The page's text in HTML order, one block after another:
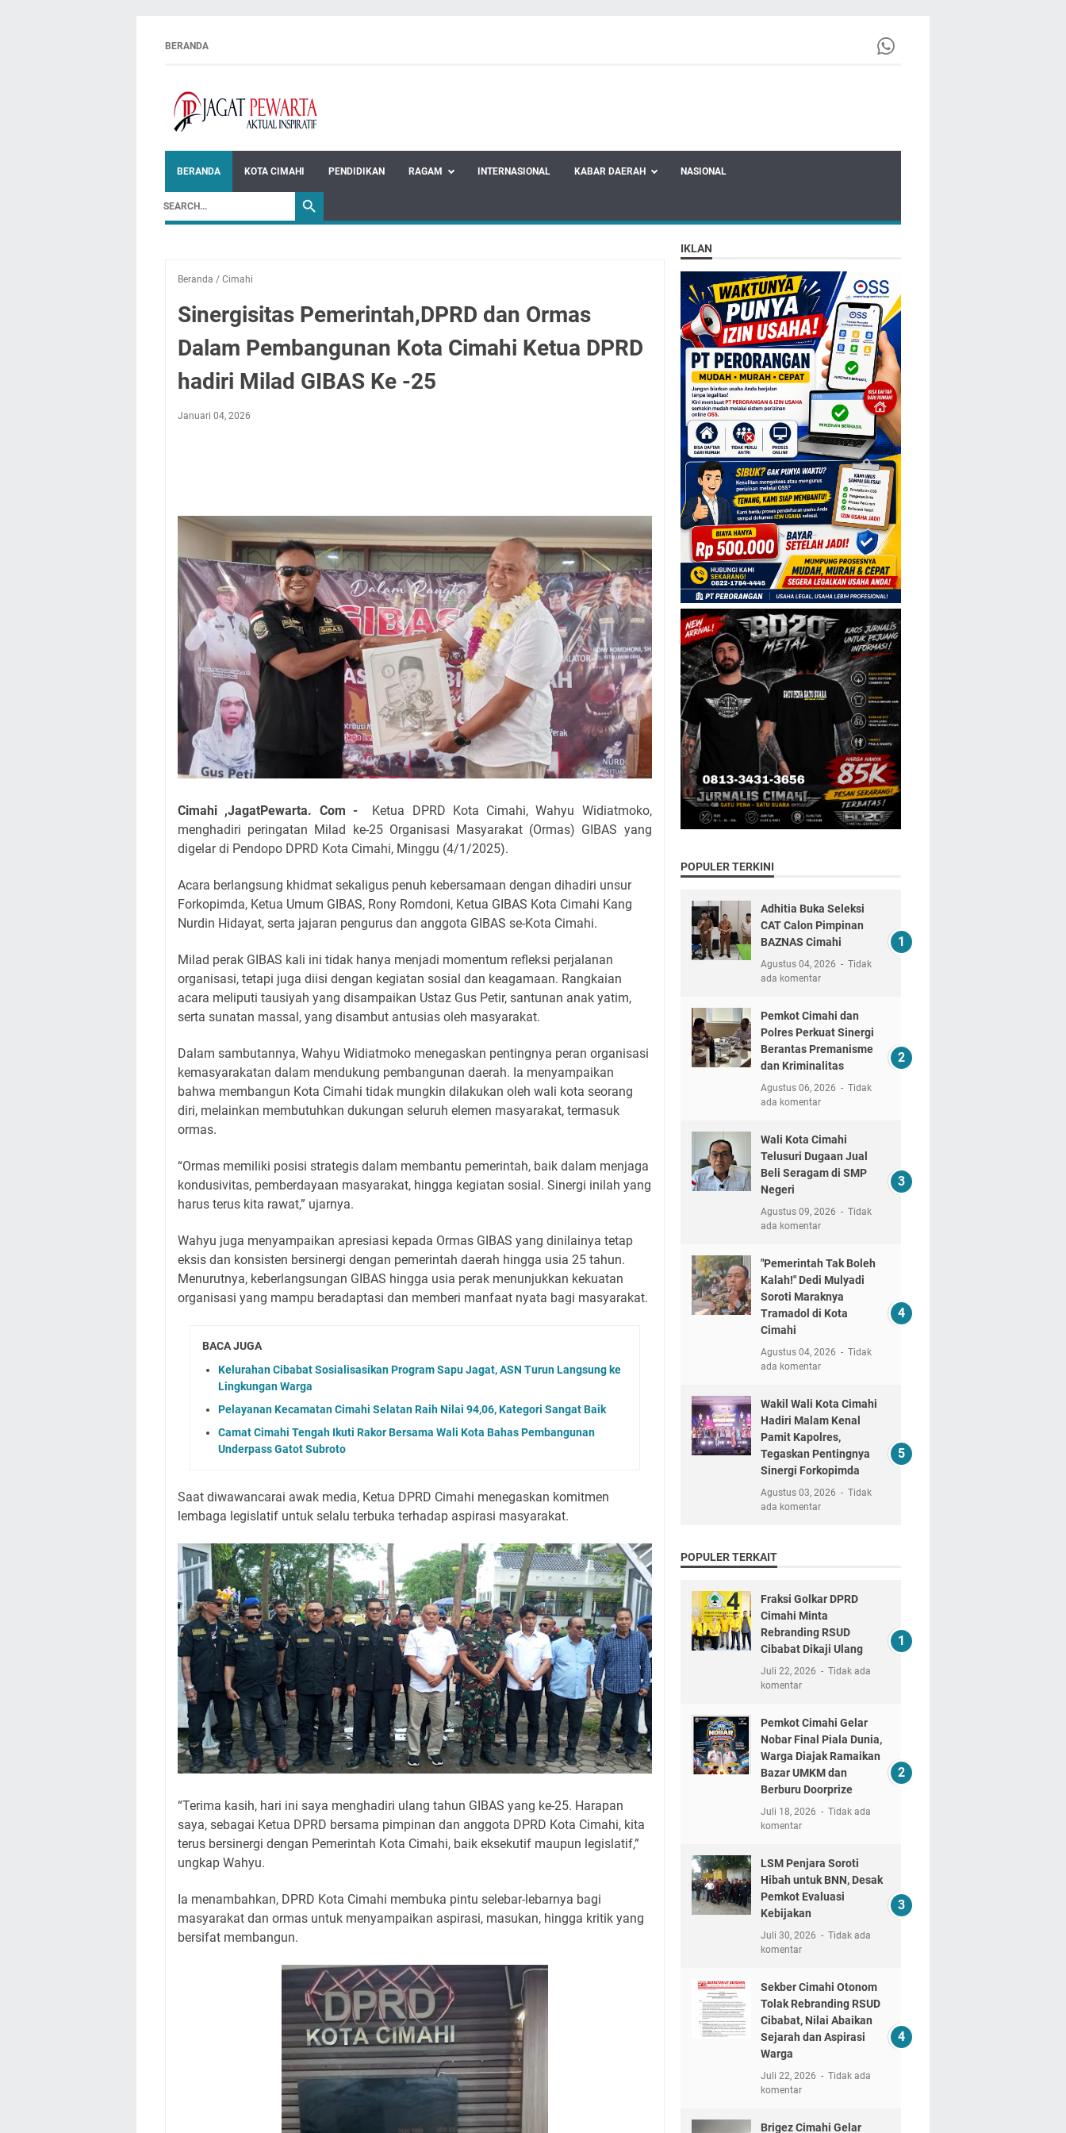
BERANDA
BERANDA KOTA CIMAHI PENDIDIKAN RAGAM INTERNASIONAL KABAR DAERAH NASIONAL
Beranda / Cimahi
Sinergisitas Pemerintah,DPRD dan Ormas
Dalam Pembangunan Kota Cimahi Ketua DPRD
hadiri Milad GIBAS Ke -25
Januari 04, 2026
Cimahi ,JagatPewarta. Com -
Ketua DPRD Kota Cimahi, Wahyu Widiatmoko,
menghadiri peringatan Milad ke-25 Organisasi Masyarakat (Ormas) GIBAS yang
digelar di Pendopo DPRD Kota Cimahi, Minggu (4/1/2025).
Acara berlangsung khidmat sekaligus penuh kebersamaan dengan dihadiri unsur
Forkopimda, Ketua Umum GIBAS, Rony Romdoni, Ketua GIBAS Kota Cimahi Kang
Nurdin Hidayat, serta jajaran pengurus dan anggota GIBAS se-Kota Cimahi.
Milad perak GIBAS kali ini tidak hanya menjadi momentum refleksi perjalanan
organisasi, tetapi juga diisi dengan kegiatan sosial dan keagamaan. Rangkaian
acara meliputi tausiyah yang disampaikan Ustaz Gus Petir, santunan anak yatim,
serta sunatan massal, yang disambut antusias oleh masyarakat.
Dalam sambutannya, Wahyu Widiatmoko menegaskan pentingnya peran organisasi
kemasyarakatan dalam mendukung pembangunan daerah. Ia menyampaikan
bahwa membangun Kota Cimahi tidak mungkin dilakukan oleh wali kota seorang
diri, melainkan membutuhkan dukungan seluruh elemen masyarakat, termasuk
ormas.
“Ormas memiliki posisi strategis dalam membantu pemerintah, baik dalam menjaga
kondusivitas, pemberdayaan masyarakat, hingga kegiatan sosial. Sinergi inilah yang
harus terus kita rawat,” ujarnya.
Wahyu juga menyampaikan apresiasi kepada Ormas GIBAS yang dinilainya tetap
eksis dan konsisten bersinergi dengan pemerintah daerah hingga usia 25 tahun.
Menurutnya, keberlangsungan GIBAS hingga usia perak menunjukkan kekuatan
organisasi yang mampu beradaptasi dan memberi manfaat nyata bagi masyarakat.
BACA JUGA
Kelurahan Cibabat Sosialisasikan Program Sapu Jagat, ASN Turun Langsung ke
Lingkungan Warga
Pelayanan Kecamatan Cimahi Selatan Raih Nilai 94,06, Kategori Sangat Baik
Camat Cimahi Tengah Ikuti Rakor Bersama Wali Kota Bahas Pembangunan
Underpass Gatot Subroto
Saat diwawancarai awak media, Ketua DPRD Cimahi menegaskan komitmen
lembaga legislatif untuk selalu terbuka terhadap aspirasi masyarakat.
“Terima kasih, hari ini saya menghadiri ulang tahun GIBAS yang ke-25. Harapan
saya, sebagai Ketua DPRD bersama pimpinan dan anggota DPRD Kota Cimahi, kita
terus bersinergi dengan Pemerintah Kota Cimahi, baik eksekutif maupun legislatif,”
ungkap Wahyu.
Ia menambahkan, DPRD Kota Cimahi membuka pintu selebar-lebarnya bagi
masyarakat dan ormas untuk menyampaikan aspirasi, masukan, hingga kritik yang
bersifat membangun.
IKLAN
POPULER TERKINI
Adhitia Buka Seleksi
CAT Calon Pimpinan
BAZNAS Cimahi
Agustus 04, 2026
Tidak
ada komentar
Pemkot Cimahi dan
Polres Perkuat Sinergi
Berantas Premanisme
dan Kriminalitas
Agustus 06, 2026
Tidak
ada komentar
Wali Kota Cimahi
Telusuri Dugaan Jual
Beli Seragam di SMP
Negeri
Agustus 09, 2026
Tidak
ada komentar
"Pemerintah Tak Boleh
Kalah!" Dedi Mulyadi
Soroti Maraknya
Tramadol di Kota
Cimahi
Agustus 04, 2026
Tidak
ada komentar
Wakil Wali Kota Cimahi
Hadiri Malam Kenal
Pamit Kapolres,
Tegaskan Pentingnya
Sinergi Forkopimda
Agustus 03, 2026
Tidak
ada komentar
POPULER TERKAIT
Fraksi Golkar DPRD
Cimahi Minta
Rebranding RSUD
Cibabat Dikaji Ulang
Juli 22, 2026
Tidak ada
komentar
Pemkot Cimahi Gelar
Nobar Final Piala Dunia,
Warga Diajak Ramaikan
Bazar UMKM dan
Berburu Doorprize
Juli 18, 2026
Tidak ada
komentar
LSM Penjara Soroti
Hibah untuk BNN, Desak
Pemkot Evaluasi
Kebijakan
Juli 30, 2026
Tidak ada
komentar
Sekber Cimahi Otonom
Tolak Rebranding RSUD
Cibabat, Nilai Abaikan
Sejarah dan Aspirasi
Warga
Juli 22, 2026
Tidak ada
komentar
Brigez Cimahi Gelar